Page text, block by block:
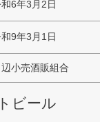
6年3月2日
9年3月1日
辺小売酒販組合
ビール